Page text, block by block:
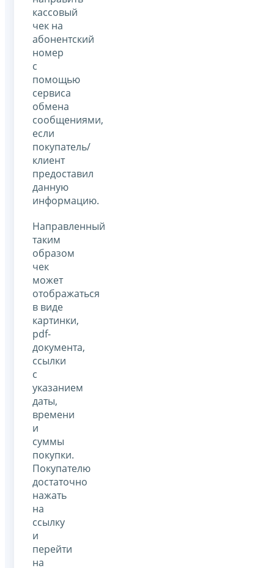
кассовый
чек на
абонентский
номер
с
помощью
сервиса
обмена
сообщениями,
если
покупатель/
клиент
предоставил
данную
информацию.
Направленный
таким
образом
чек
может
отображаться
в виде
картинки,
pdf-
документа,
ссылки
с
указанием
даты,
времени
и
суммы
покупки.
Покупателю
достаточно
нажать
на
ссылку
и
перейти
на